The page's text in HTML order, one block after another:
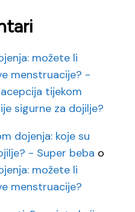
možete li
menstruacije? -
tijekom
sigurne za dojilje?
dojenja: koje su
- Super beba o
možete li
menstruacije?